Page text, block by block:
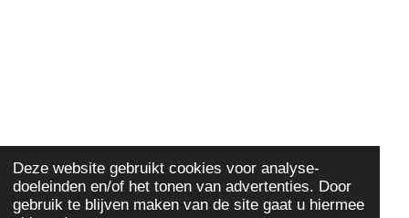
Deze website gebruikt cookies voor analyse-
doeleinden en/of het tonen van advertenties. Door
gebruik te blijven maken van de site gaat u hiermee